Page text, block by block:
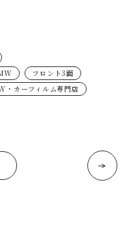
フロント3面
・カーフィルム専門店